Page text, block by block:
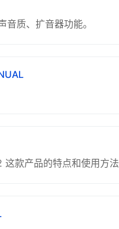
质、扩音器功能。
款产品的特点和使用方法